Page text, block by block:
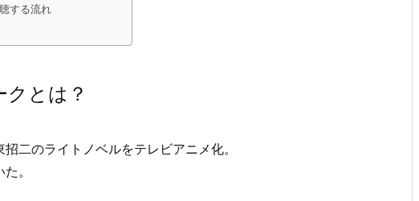
する流れ
とは？
二のライトノベルをテレビアニメ化。
。